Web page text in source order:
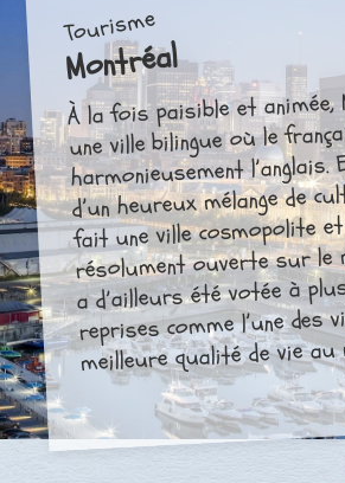
Tourisme
Montréal
À la fois paisible et
une ville bilingue où le
harmonieusement l’anglais.
d’un heureux mélange de
fait une ville cosmopolite
résolument ouverte sur le
a d’ailleurs été votée à
reprises comme l’une des
meilleure qualité de vie au